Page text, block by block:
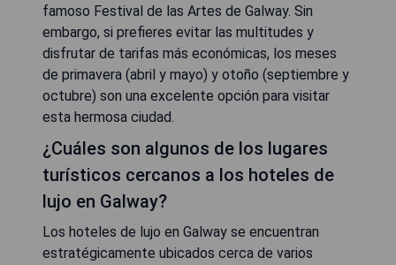
famoso Festival de las Artes de Galway. Sin
embargo, si prefieres evitar las multitudes y
disfrutar de tarifas más económicas, los meses
de primavera (abril y mayo) y otoño (septiembre y
octubre) son una excelente opción para visitar
esta hermosa ciudad.
¿Cuáles son algunos de los lugares
turísticos cercanos a los hoteles de
lujo en Galway?
Los hoteles de lujo en Galway se encuentran
estratégicamente ubicados cerca de varios